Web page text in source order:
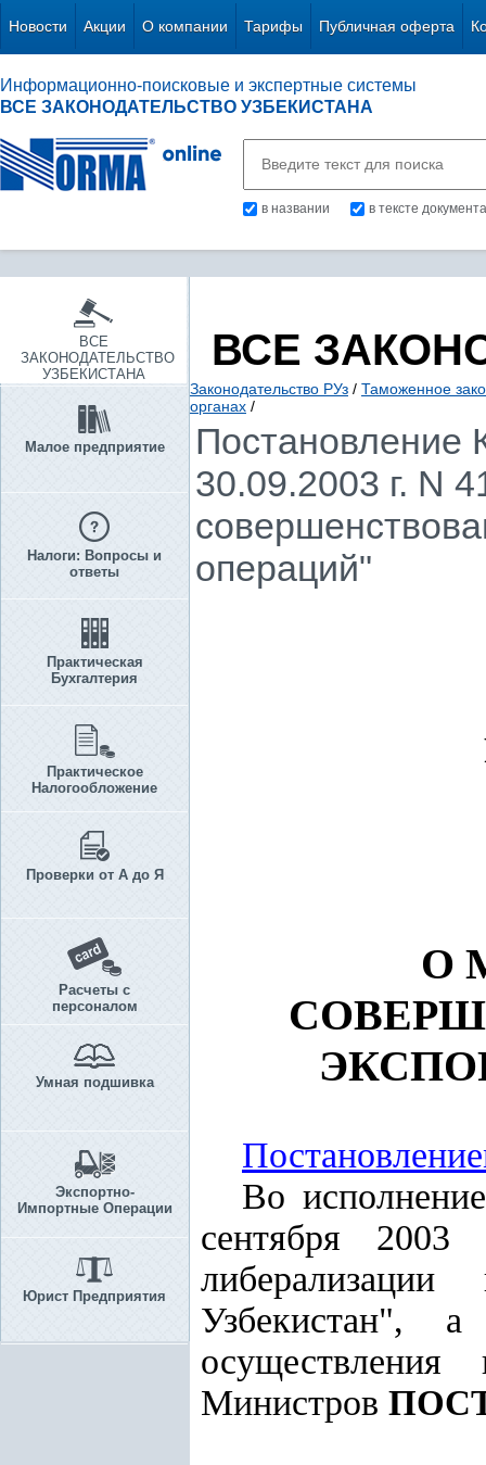
Новости Акции О компании Тарифы Публичная оферта
Информационно-поисковые и экспертные системы
ВСЕ ЗАКОНОДАТЕЛЬСТВО УЗБЕКИСТАНА
в названии в тексте документа
ВСЕ
ЗАКОНОДАТЕЛЬСТВО
УЗБЕКИСТАНА
Малое предприятие
Налоги: Вопросы и
ответы
Практическая
Бухгалтерия
Практическое
Налогообложение
Проверки от А до Я
Расчеты с
персоналом
Умная подшивка
Экспортно-
Импортные Операции
Юрист Предприятия
ВСЕ
Законодательство РУз / Таможенное
органах /
Постановление
30.09.2003 г. N
операций"
О
Во
сентября
Узбекистан",
Министров